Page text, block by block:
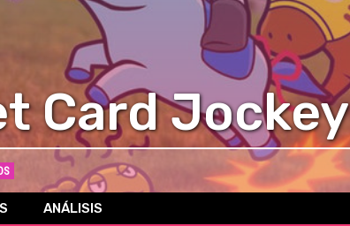
Card Jockey
ANÁLISIS